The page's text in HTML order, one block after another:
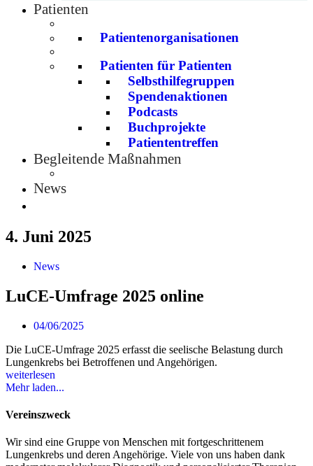
Patienten
Patientenorganisationen
Patienten für Patienten
Selbsthilfegruppen
Spendenaktionen
Podcasts
Buchprojekte
Patiententreffen
Begleitende Maßnahmen
News
4. Juni 2025
News
LuCE-Umfrage 2025 online
04/06/2025
Die LuCE-Umfrage 2025 erfasst die seelische Belastung durch
Lungenkrebs bei Betroffenen und Angehörigen.
weiterlesen
Mehr laden...
Vereinszweck
Wir sind eine Gruppe von Menschen mit fort­geschrittenem
Lungenkrebs und deren Angehörige. Viele von uns haben dank